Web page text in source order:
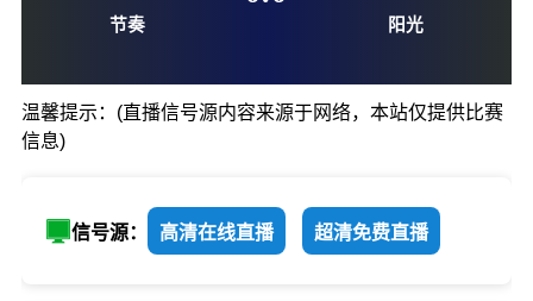
0:0
温馨提示：(直播信号源内容来源于网络，本站仅提供比赛
信息)
信号源： 高清在线直播 超清免费直播